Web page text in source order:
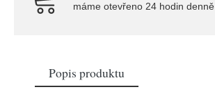
máme otevřeno 24 hodin denně
Popis produktu